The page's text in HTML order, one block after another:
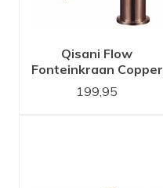
Qisani Flow
Fonteinkraan Copper
/ Koper 25625.05
199,95